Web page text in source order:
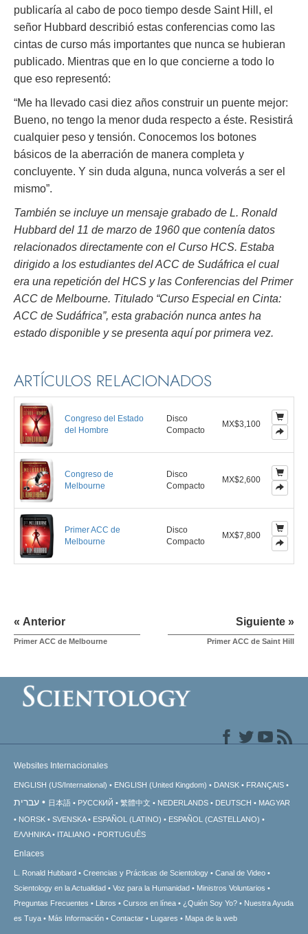
publicaría al cabo de poco tiempo desde Saint Hill, el
señor Hubbard describió estas conferencias como las
cintas de curso más importantes que nunca se hubieran
publicado. Mientras que en lo que concierne a todo lo
que eso representó:
“Me ha llevado casi diez años construir un puente mejor:
Bueno, no tengo la menor duda respecto a éste. Resistirá
cualquier peso y tensión. Conocemos los botones
básicos de la aberración de manera completa y
concluyente. Y sin duda alguna, nunca volverás a ser el
mismo”.
También se incluye un mensaje grabado de L. Ronald
Hubbard del 11 de marzo de 1960 que contenía datos
relacionados directamente con el Curso HCS. Estaba
dirigido a los estudiantes del ACC de Sudáfrica el cual
era una repetición del HCS y las Conferencias del Primer
ACC de Melbourne. Titulado “Curso Especial en Cinta:
ACC de Sudáfrica”, esta grabación nunca antes ha
estado disponible y se presenta aquí por primera vez.
ARTÍCULOS RELACIONADOS
Congreso del Estado
del Hombre
Disco
Compacto
MX$3,100
Congreso de
Melbourne
Disco
Compacto
MX$2,600
Primer ACC de
Melbourne
Disco
Compacto
MX$7,800
« Anterior
Primer ACC de Melbourne
Siguiente »
Primer ACC de Saint Hill
Websites Internacionales
ENGLISH (US/International) ENGLISH (United Kingdom) DANSK FRANÇAIS
עברית 日本語 РУССКИЙ 繁體中文 NEDERLANDS DEUTSCH
MAGYAR
NORSK
SVENSKA ESPAÑOL (LATINO)
ESPAÑOL (CASTELLANO)
ΕΛΛΗΝΙΚA
ITALIANO PORTUGUÊS
Enlaces
L. Ronald Hubbard Creencias y Prácticas de Scientology
Canal de Video
Scientology en la Actualidad
Voz para la Humanidad
Ministros Voluntarios
Preguntas Frecuentes
Libros Cursos en línea ¿Quién Soy Yo?
Nuestra Ayuda
es Tuya
Más Información Contactar Lugares Mapa de la web